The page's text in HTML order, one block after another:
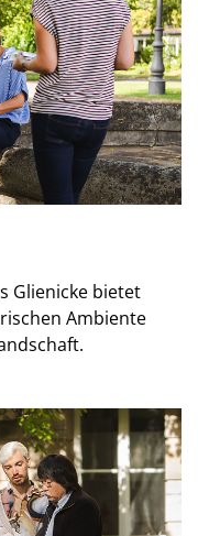
Glienicke bietet
Ambiente